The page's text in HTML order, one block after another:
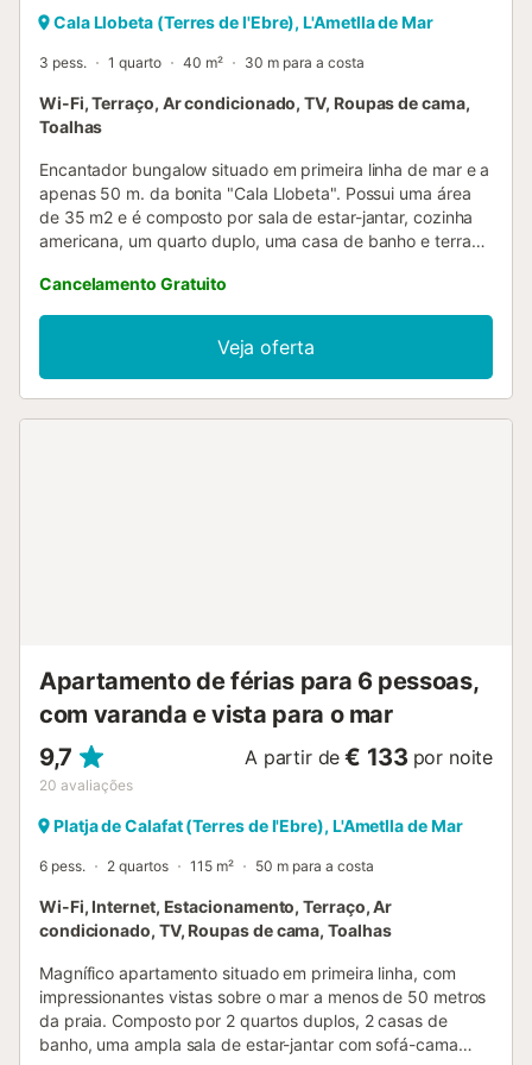
Cala Llobeta (Terres de l'Ebre), L'Ametlla de Mar
3 pess. 1 quarto 40 m² 30 m para a costa
Wi-Fi, Terraço, Ar condicionado, TV, Roupas de cama,
Toalhas
Encantador bungalow situado em primeira linha de mar e a
apenas 50 m. da bonita "Cala Llobeta". Possui uma área
de 35 m2 e é composto por sala de estar-jantar, cozinha
americana, um quarto duplo, uma casa de banho e terraço
congelador), fogão e forno a gás butano, máquina de lavar
roupa e utensílios de cozinha. Mobiliário de terraço e
guarda-sol. Este alojamento dá as boas-vindas a famílias e
grupos de adultos responsáveis, mas não permite eventos
ou festas de jovens. DESCRIÇÃO DA ZONA A Costa
porto com o mesmo nome. Calafat é uma urbanização
tranquila e de alto standing, com mais de 2 Km de costa…
Está situada no termo municipal da povoação piscatória
peixe. A 20 minutos para sul ...
Cancelamento Gratuito
Veja oferta
Apartamento de férias para 6 pessoas,
com varanda e vista para o mar
9,7
20 avaliações
A partir de € 133 por noite
Platja de Calafat (Terres de l'Ebre), L'Ametlla de Mar
6 pess. 2 quartos 115 m² 50 m para a costa
Wi-Fi, Internet, Estacionamento, Terraço, Ar
condicionado, TV, Roupas de cama, Toalhas
Magnífico apartamento situado em primeira linha, com
impressionantes vistas sobre o mar a menos de 50 metros
da praia. Composto por 2 quartos duplos, 2 casas de
banho, uma ampla sala de estar-jantar com sofá-cama